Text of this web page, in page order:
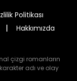
25/08/2024
Politikası
Hakkımızda
çizgi romanların
adı ve olay